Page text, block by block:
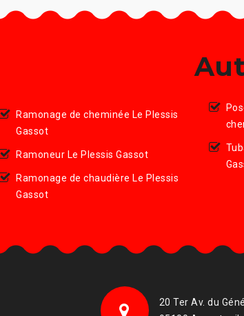
Ramonage de cheminée Le Plessis
Gassot
Ramoneur Le Plessis Gassot
Ramonage de chaudière Le Plessis
Gassot
20 Ter Av. du